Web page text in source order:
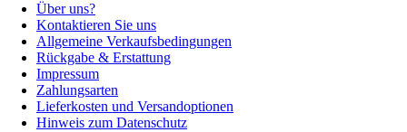
Über uns?
Kontaktieren Sie uns
Allgemeine Verkaufsbedingungen
Rückgabe & Erstattung
Impressum
Zahlungsarten
Lieferkosten und Versandoptionen
Hinweis zum Datenschutz